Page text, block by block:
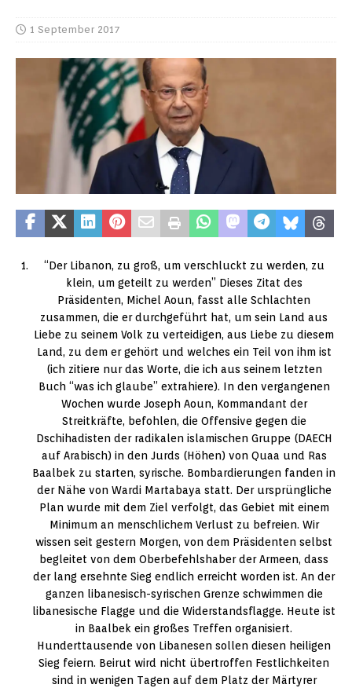
1 September 2017
“Der Libanon, zu groß, um verschluckt zu werden, zu
klein, um geteilt zu werden” Dieses Zitat des
Präsidenten, Michel Aoun, fasst alle Schlachten
zusammen, die er durchgeführt hat, um sein Land aus
Liebe zu seinem Volk zu verteidigen, aus Liebe zu diesem
Land, zu dem er gehört und welches ein Teil von ihm ist
(ich zitiere nur das Worte, die ich aus seinem letzten
Buch “was ich glaube” extrahiere). In den vergangenen
Wochen wurde Joseph Aoun, Kommandant der
Streitkräfte, befohlen, die Offensive gegen die
Dschihadisten der radikalen islamischen Gruppe (DAECH
auf Arabisch) in den Jurds (Höhen) von Quaa und Ras
Baalbek zu starten, syrische. Bombardierungen fanden in
der Nähe von Wardi Martabaya statt. Der ursprüngliche
Plan wurde mit dem Ziel verfolgt, das Gebiet mit einem
Minimum an menschlichem Verlust zu befreien. Wir
wissen seit gestern Morgen, von dem Präsidenten selbst
begleitet von dem Oberbefehlshaber der Armeen, dass
der lang ersehnte Sieg endlich erreicht worden ist. An der
ganzen libanesisch-syrischen Grenze schwimmen die
libanesische Flagge und die Widerstandsflagge. Heute ist
in Baalbek ein großes Treffen organisiert.
Hunderttausende von Libanesen sollen diesen heiligen
Sieg feiern. Beirut wird nicht übertroffen Festlichkeiten
sind in wenigen Tagen auf dem Platz der Märtyrer